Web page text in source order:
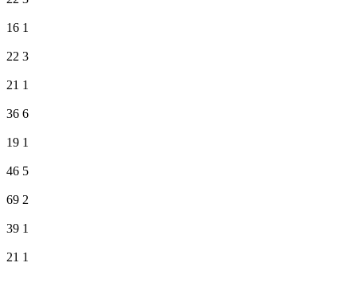
16 1
22 3
21 1
36 6
19 1
46 5
69 2
39 1
21 1